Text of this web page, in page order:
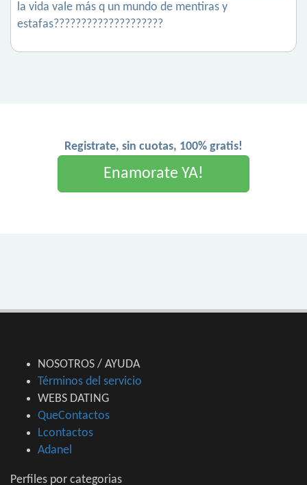
la vida vale más q un mundo de mentiras y
estafas????????????????????
Registrate, sin cuotas, 100% gratis!
Enamorate YA!
NOSOTROS / AYUDA
Términos del servicio
WEBS DATING
QueContactos
Lcontactos
Adanel
Perfiles por categorias